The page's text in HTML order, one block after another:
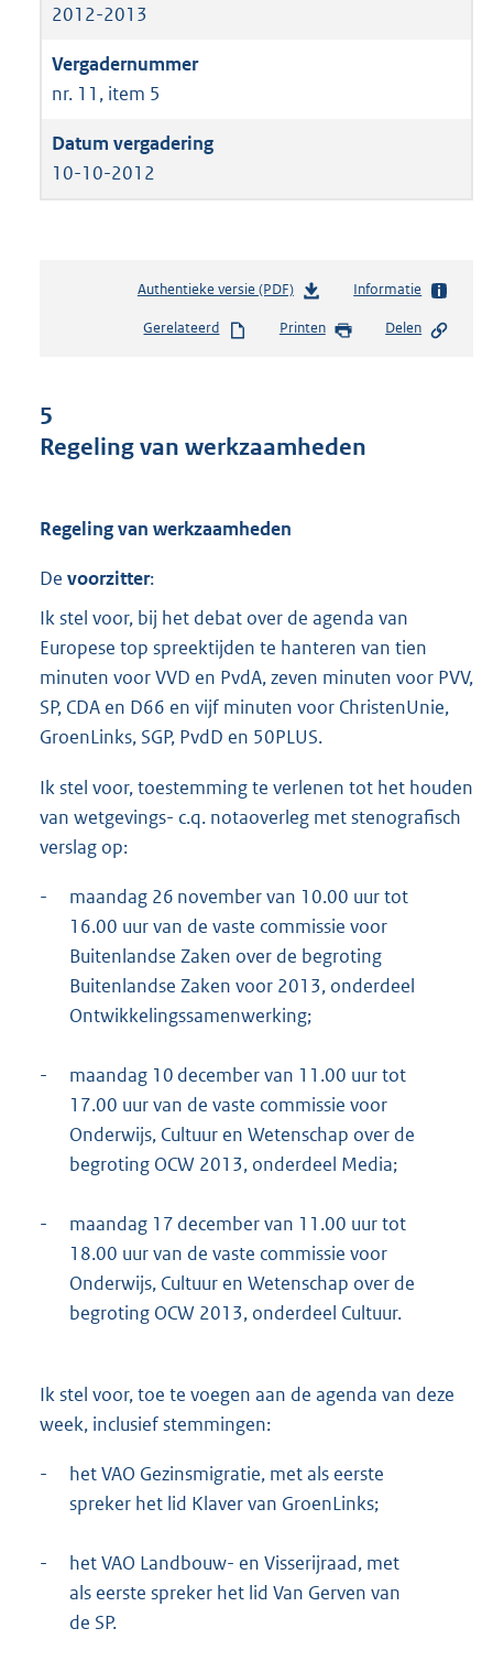
2012-2013
nr. 11, item 5
10-10-2012
Authentieke versie (PDF)b
s
s
e
4
3
K
b
Informatie
Gerelateerd Printen Delen
5
Regeling van werkzaamheden
Regeling van werkzaamheden
De voorzitter:
Ik stel voor, bij het debat over de agenda van
Europese top spreektijden te hanteren van tien
minuten voor VVD en PvdA, zeven minuten voor PVV,
SP, CDA en D66 en vijf minuten voor ChristenUnie,
GroenLinks, SGP, PvdD en 50PLUS.
Ik stel voor, toestemming te verlenen tot het houden
van wetgevings- c.q. notaoverleg met stenografisch
verslag op:
-
maandag 26 november van 10.00 uur tot
16.00 uur van de vaste commissie voor
Buitenlandse Zaken over de begroting
Buitenlandse Zaken voor 2013, onderdeel
Ontwikkelingssamenwerking;
-
maandag 10 december van 11.00 uur tot
17.00 uur van de vaste commissie voor
Onderwijs, Cultuur en Wetenschap over de
begroting OCW 2013, onderdeel Media;
-
maandag 17 december van 11.00 uur tot
18.00 uur van de vaste commissie voor
Onderwijs, Cultuur en Wetenschap over de
begroting OCW 2013, onderdeel Cultuur.
Ik stel voor, toe te voegen aan de agenda van deze
week, inclusief stemmingen:
-
het VAO Gezinsmigratie, met als eerste
spreker het lid Klaver van GroenLinks;
-
het VAO Landbouw- en Visserijraad, met
als eerste spreker het lid Van Gerven van
de SP.